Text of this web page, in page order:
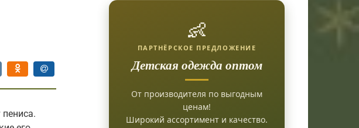
👶
ПАРТНЁРСКОЕ ПРЕДЛОЖЕНИЕ
Детская одежда оптом
От производителя по выгодным
ценам!
Широкий ассортимент и качество.